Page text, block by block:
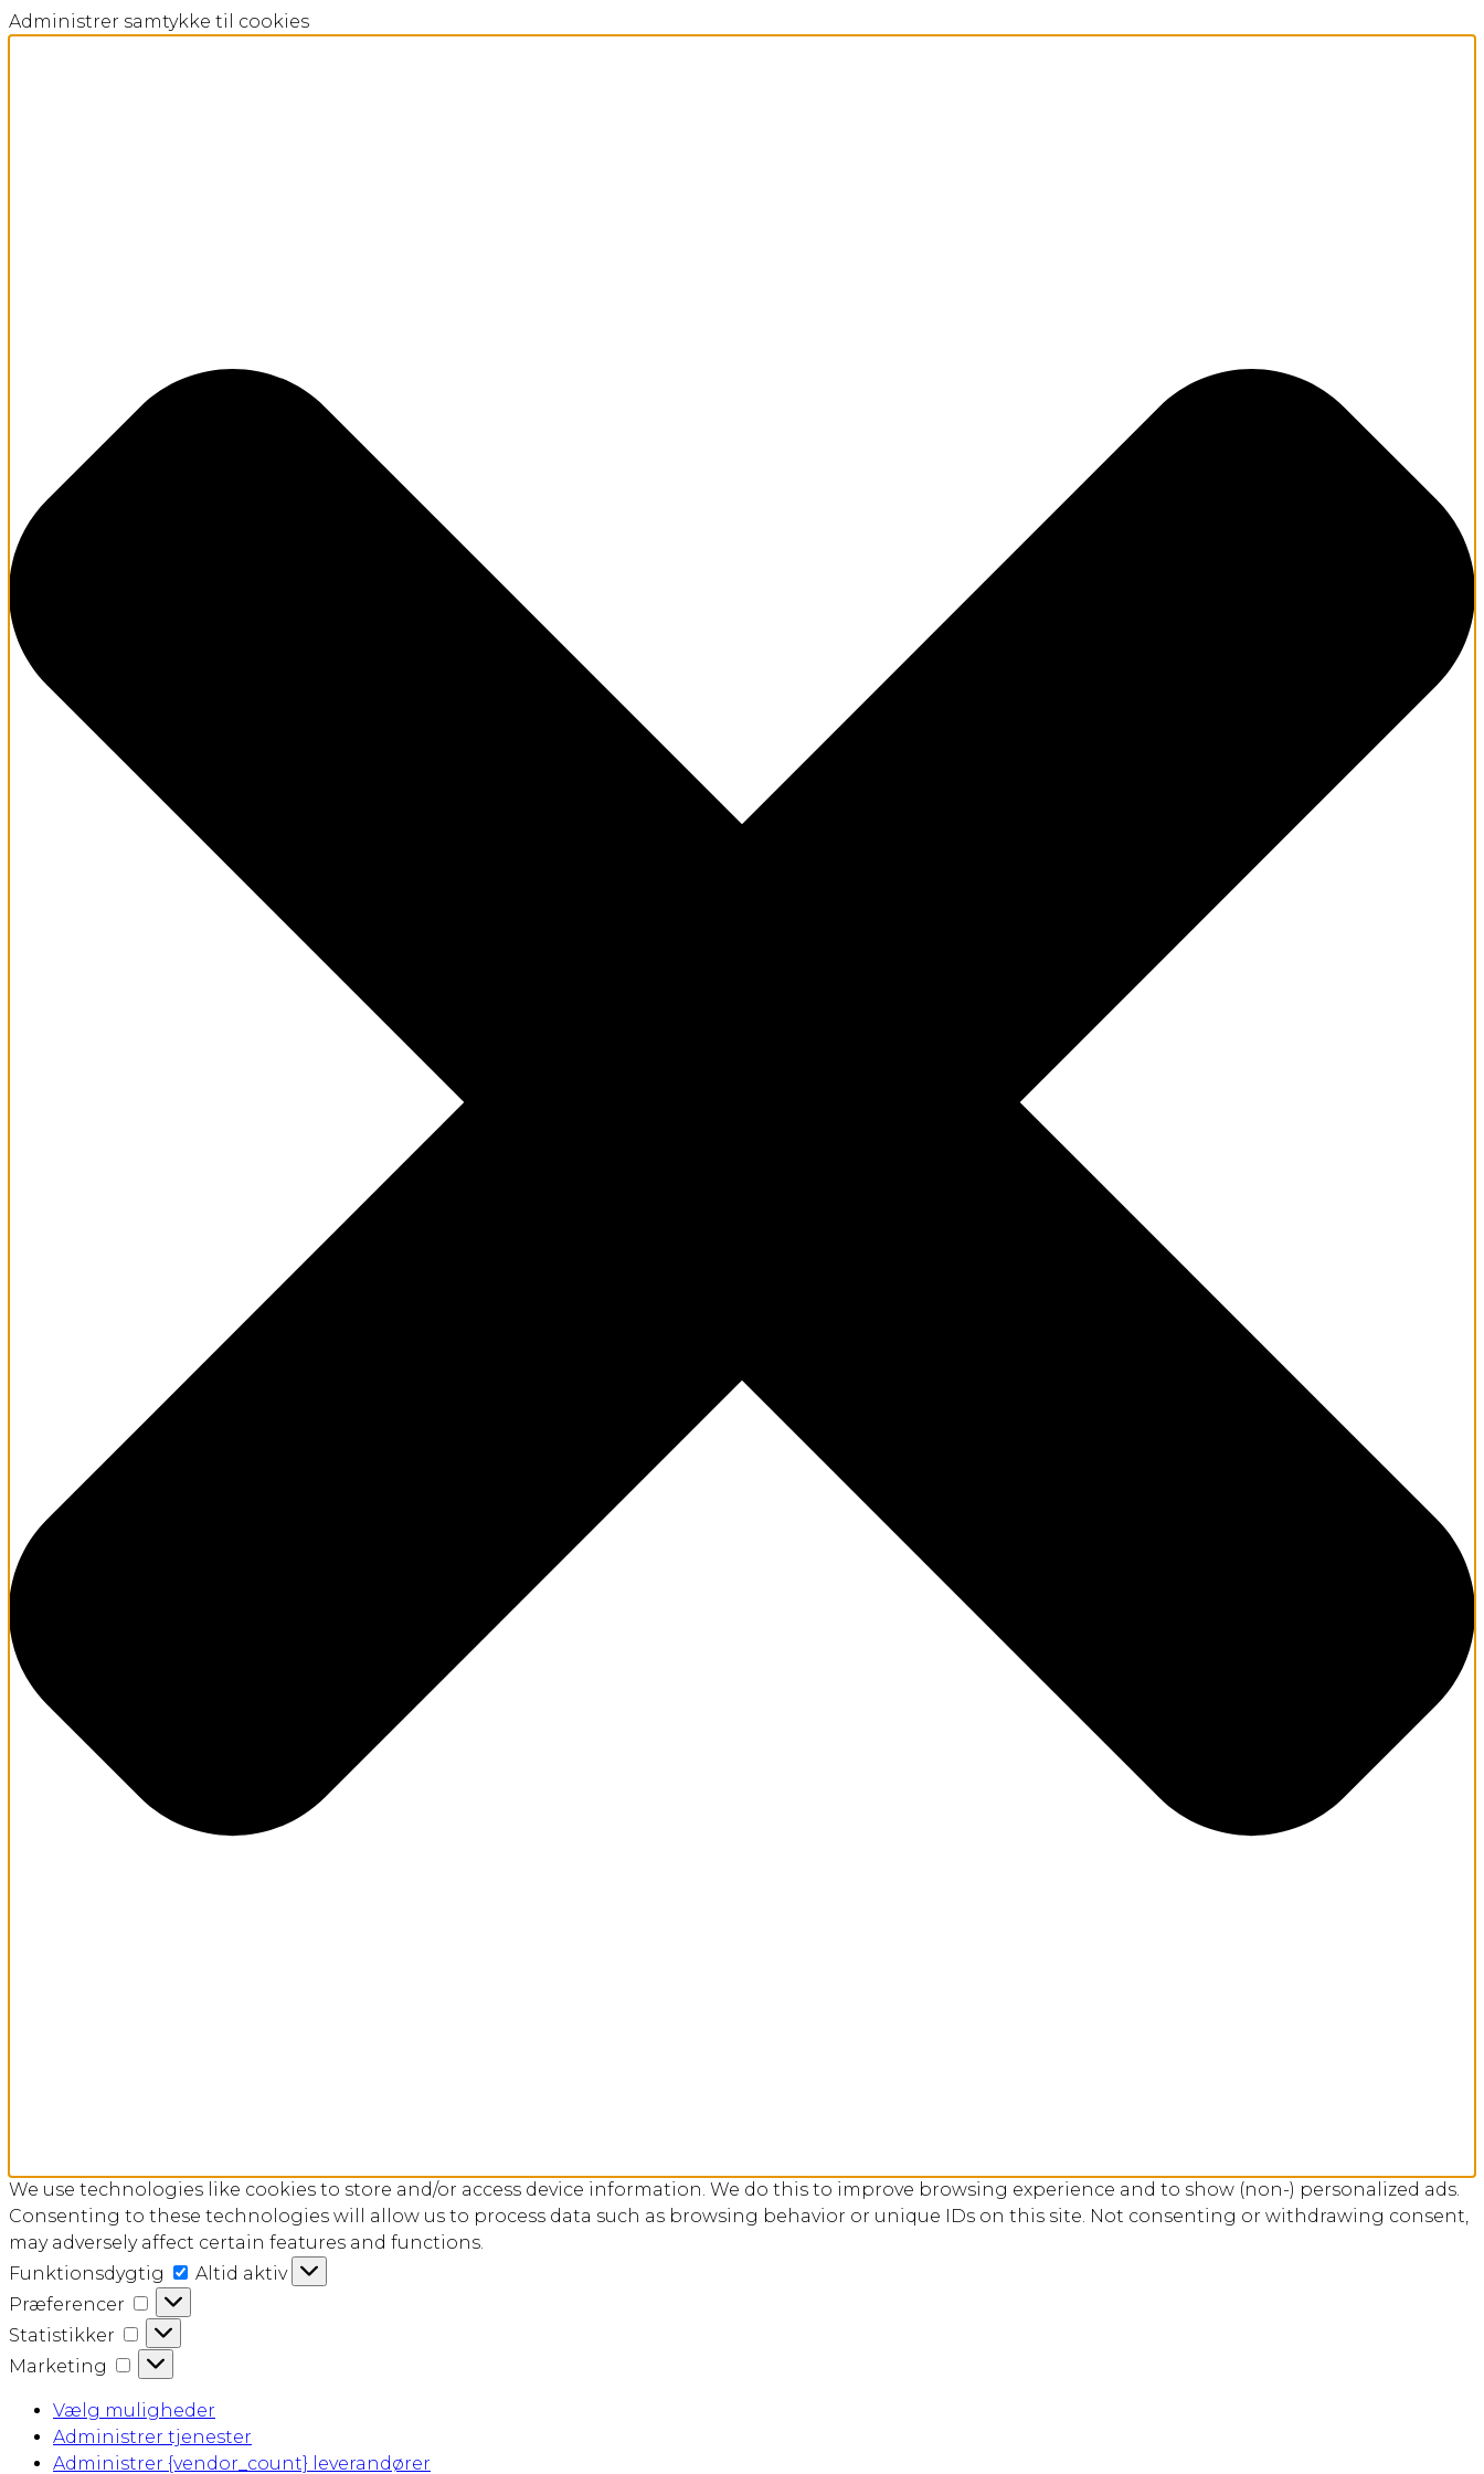
Administrer samtykke til cookies
We use technologies like cookies to store and/or access device information. We do this to improve browsing experience and to show (non-) personalized ads.
Consenting to these technologies will allow us to process data such as browsing behavior or unique IDs on this site. Not consenting or withdrawing consent,
may adversely affect certain features and functions.
Funktionsdygtig
Funktionsdygtig
Altid aktiv
Præferencer
Præferencer
Statistikker
Statistikker
Marketing
Marketing
Vælg muligheder
Administrer tjenester
Administrer {vendor_count} leverandører